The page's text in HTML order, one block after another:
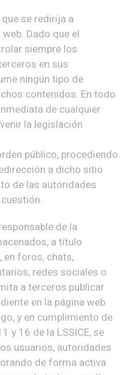
se redirija a
Dado que el
siempre los
en sus
ningún tipo de
contenidos. En todo
de cualquier
la legislación
público, procediendo
a dicho sitio
de las autoridades
de la
a título
en foros, chats,
redes sociales o
a terceros publicar
en la página web
y en cumplimiento de
y 16 de la LSSICE, se
usuarios, autoridades
de forma activa